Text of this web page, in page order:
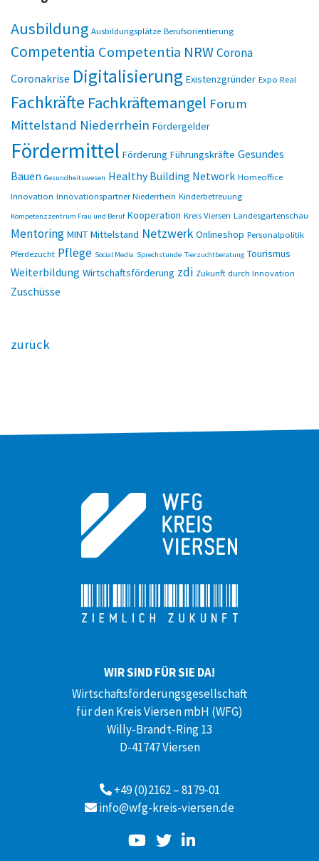
Ausbildung Ausbildungsplätze Berufsorientierung
Competentia Competentia NRWCorona
Coronakrise Digitalisierung Existenzgründer Expo Real
Fachkräfte Fachkräftemangel Forum
Mittelstand Niederrhein Fördergelder
Fördermittel Förderung Führungskräfte Gesundes
Bauen Gesundheitswesen Healthy Building Network Homeoffice
Innovation Innovationspartner Niederrhein Kinderbetreuung
Kompetenzzentrum Frau und Beruf Kooperation Kreis Viersen Landesgartenschau
Mentoring MINT Mittelstand Netzwerk Onlineshop Personalpolitik
Pferdezucht Pflege Social Media Sprechstunde Tierzuchtberatung Tourismus
Weiterbildung Wirtschaftsförderung zdi Zukunft durch Innovation
Zuschüsse
zurück
WIR SIND FÜR SIE DA!
Wirtschaftsförderungsgesellschaft
für den Kreis Viersen mbH (WFG)
Willy-Brandt-Ring 13
D-41747 Viersen
+49 (0)2162 – 8179-01
info@wfg-kreis-viersen.de